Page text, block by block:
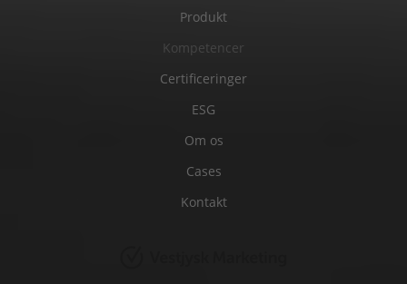
Produkt
Kompetencer
Certificeringer
ESG
Om os
Cases
Kontakt